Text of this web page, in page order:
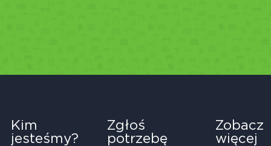
Kim
jesteśmy?
Zgłoś
potrzebę
Zobacz
więcej